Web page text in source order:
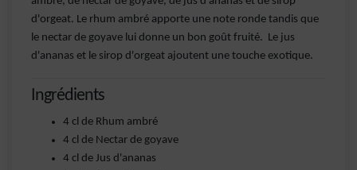
d'orgeat. Le rhum ambré apporte une note ronde tandis que
le nectar de goyave lui donne un bon goût fruité. Le jus
d'ananas et le sirop d'orgeat ajoutent une touche exotique.
Ingrédients
4 cl de Rhum ambré
4 cl de Nectar de goyave
4 cl de Jus d'ananas